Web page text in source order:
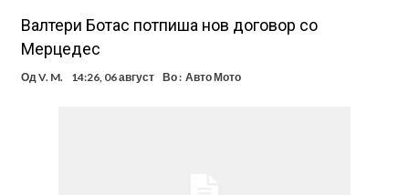
Валтери Ботас потпиша нов договор со
Мерцедес
Од V. M. 14:26, 06 август Во : Авто Мото